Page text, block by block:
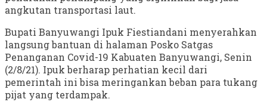
angkutan transportasi laut.
Bupati Banyuwangi Ipuk Fiestiandani menyerahkan
langsung bantuan di halaman Posko Satgas
Penanganan Covid-19 Kabuaten Banyuwangi, Senin
(2/8/21). Ipuk berharap perhatian kecil dari
pemerintah ini bisa meringankan beban para tukang
pijat yang terdampak.